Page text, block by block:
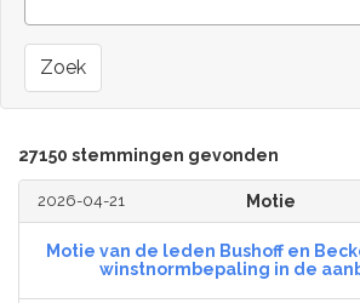
Zoek
27150 stemmingen gevonden
2026-04-21 Motie
Motie van de leden Bushoff en
winstnormbepaling in de